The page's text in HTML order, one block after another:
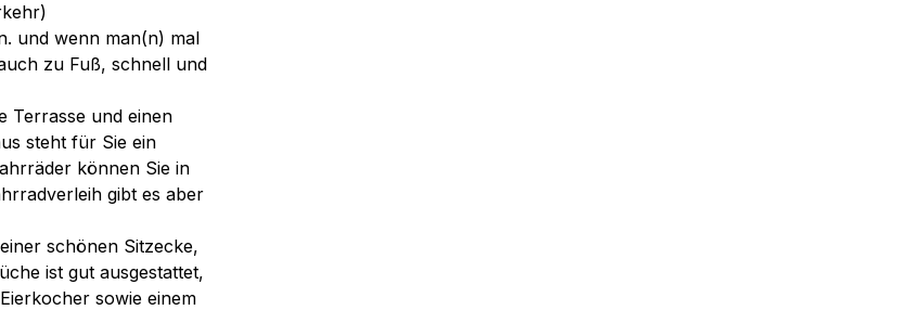
und wenn man(n) mal
zu Fuß, schnell und
Terrasse und einen
steht für Sie ein
können Sie in
gibt es aber
schönen Sitzecke,
ist gut ausgestattet,
sowie einem